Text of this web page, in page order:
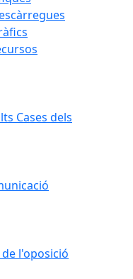
Cases dels
l'oposició